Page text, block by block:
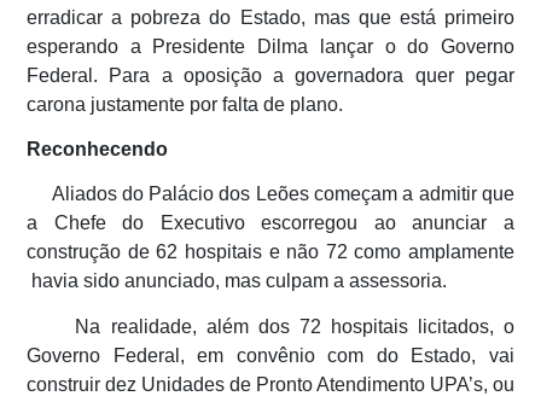
erradicar a pobreza do Estado, mas que está primeiro
esperando a Presidente Dilma lançar o do Governo
Federal. Para a oposição a governadora quer pegar
carona justamente por falta de plano.
Reconhecendo
Aliados do Palácio dos Leões começam a admitir que
a Chefe do Executivo escorregou ao anunciar a
construção de 62 hospitais e não 72 como amplamente
havia sido anunciado, mas culpam a assessoria.
Na realidade, além dos 72 hospitais licitados, o
Governo Federal, em convênio com do Estado, vai
construir dez Unidades de Pronto Atendimento UPA’s, ou